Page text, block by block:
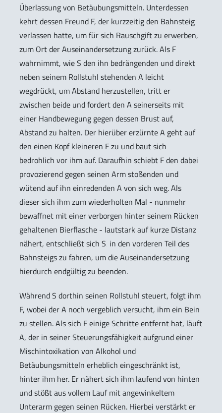
Überlassung von Betäubungsmitteln. Unterdessen
kehrt dessen Freund F, der kurzzeitig den Bahnsteig
verlassen hatte, um für sich Rauschgift zu erwerben,
zum Ort der Auseinandersetzung zurück. Als F
wahrnimmt, wie S den ihn bedrängenden und direkt
neben seinem Rollstuhl stehenden A leicht
wegdrückt, um Abstand herzustellen, tritt er
zwischen beide und fordert den A seinerseits mit
einer Handbewegung gegen dessen Brust auf,
Abstand zu halten. Der hierüber erzürnte A geht auf
den einen Kopf kleineren F zu und baut sich
bedrohlich vor ihm auf. Daraufhin schiebt F den dabei
provozierend gegen seinen Arm stoßenden und
wütend auf ihn einredenden A von sich weg. Als
dieser sich ihm zum wiederholten Mal - nunmehr
bewaffnet mit einer verborgen hinter seinem Rücken
gehaltenen Bierflasche - lautstark auf kurze Distanz
nähert, entschließt sich S‚ in den vorderen Teil des
Bahnsteigs zu fahren, um die Auseinandersetzung
hierdurch endgültig zu beenden.
Während S dorthin seinen Rollstuhl steuert, folgt ihm
F, wobei der A noch vergeblich versucht, ihm ein Bein
zu stellen. Als sich F einige Schritte entfernt hat, läuft
A, der in seiner Steuerungsfähigkeit aufgrund einer
Mischintoxikation von Alkohol und
Betäubungsmitteln erheblich eingeschränkt ist,
hinter ihm her. Er nähert sich ihm laufend von hinten
und stößt aus vollem Lauf mit angewinkeltem
Unterarm gegen seinen Rücken. Hierbei verstärkt er